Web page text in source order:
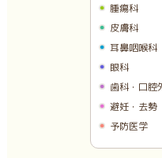
腫瘍科
皮膚科
耳鼻咽喉科
眼科
歯科・口腔
避妊・去勢
予防医学